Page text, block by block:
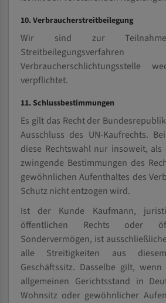
10. Verbraucherstreitbeilegung
Wir sind zur
Verbraucherschlichtungsstelle
verpflichtet.
11. Schlussbestimmungen
Es gilt das Recht der
Ausschluss des UN-Kaufrechts.
diese Rechtswahl nur insoweit,
zwingende Bestimmungen des
gewöhnlichen Aufenthaltes des
Schutz nicht entzogen wird.
Ist der Kunde Kaufmann,
öffentlichen Rechts oder
Sondervermögen, ist
alle Streitigkeiten aus
Geschäftssitz. Dasselbe gilt,
allgemeinen Gerichtsstand in
Wohnsitz oder gewöhnlicher